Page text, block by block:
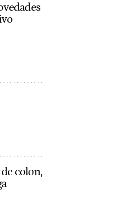
colon,